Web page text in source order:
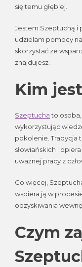
się temu głębiej.
Jestem Szeptuchą i
udzielam pomocy
skorzystać ze
znajdujesz.
Kim
Szeptuchato osoba,
wykorzystując
pokolenie. Tradycja
słowiańskich i
uważnej pracy z
Co więcej,
wspiera ją w
odzyskiwania
Czym